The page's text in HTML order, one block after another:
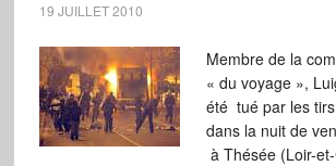
19 JUILLET 2010
Membre de la
« du voyage »,
été tué par les
dans la nuit de
à Thésée (Loir-